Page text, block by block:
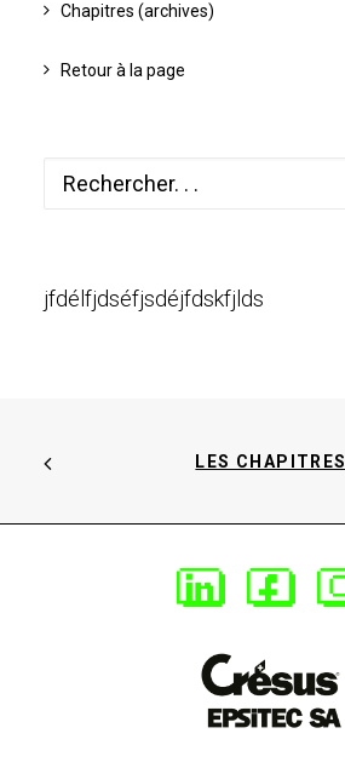
Chapitres (archives)
Retour à la page
jfdélfjdséfjsdéjfdskfjlds
LES CHAPITRES